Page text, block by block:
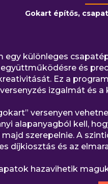
Gokart építős,
egy különleges
és
Ez a
izgalmát és
versenyen
alapanyagból kell,
szerepelnie. A
díjkiosztás és az
hazavihetik